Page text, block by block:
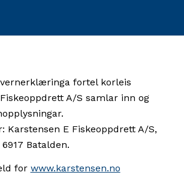
fortel korleis
A/S samlar inn og
Karstensen E Fiskeoppdrett A/S,
6917 Batalden.
for www.karstensen.no